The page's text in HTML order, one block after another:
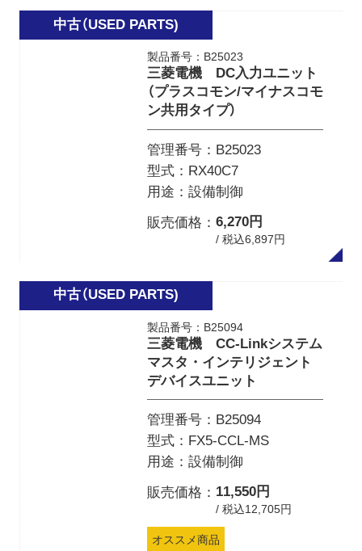
製品番号：B25023
三菱電機 DC入力ユニット
（プラスコモン/マイナスコモ
ン共用タイプ）
管理番号
B25023
型式
RX40C7
用途
設備制御
販売価格
6,270円
/ 税込6,897円
製品番号：B25094
三菱電機 CC-Linkシステム
マスタ・インテリジェント
デバイスユニット
管理番号
B25094
型式
FX5-CCL-MS
用途
設備制御
販売価格
11,550円
/ 税込12,705円
オススメ商品